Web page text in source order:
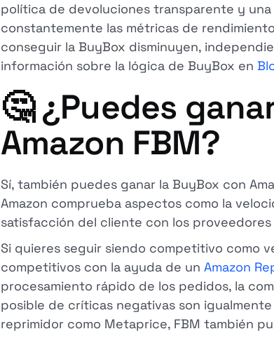
política de devoluciones transparente y una
constantemente las métricas de
conseguir la BuyBox disminuyen,
información sobre la lógica de BuyBox en
🤔 ¿Puedes
Amazon FBM?
Sí, también puedes ganar la BuyBox con
Amazon comprueba aspectos como la
satisfacción del cliente con los
Si quieres seguir siendo competitivo como
competitivos con la ayuda de un Amazon
procesamiento rápido de los pedidos, la
posible de críticas negativas son
reprimidor como Metaprice, FBM también